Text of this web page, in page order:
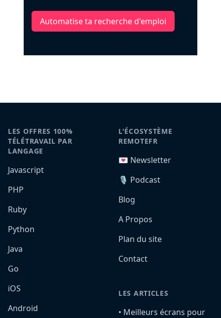
Automatise ta recherche d'emploi
LES OFFRES 100%
TÉLÉTRAVAIL PAR
LANGAGE
Javascript
PHP
Ruby
Python
Java
Go
iOS
Android
L'ÉCOSYSTÈME
REMOTEFR
💌 Newsletter
🎙️ Podcast
Blog
A Propos
Plan du site
Contact
LES ARTICLES
•️ Meilleurs écrans pour